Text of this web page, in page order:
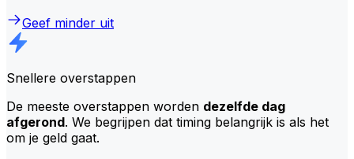
Geef minder uit
Snellere overstappen
De meeste overstappen worden dezelfde dag
afgerond. We begrijpen dat timing belangrijk is als het
om je geld gaat.